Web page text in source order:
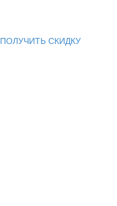
ПОЛУЧИТЬ СКИДКУ